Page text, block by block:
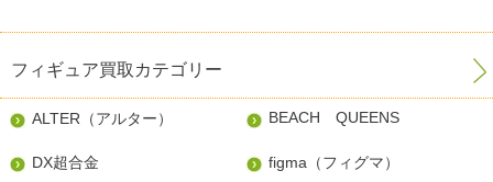
フィギュア買取カテゴリー
ALTER（アルター） BEACH QUEENS
DX超合金 figma（フィグマ）